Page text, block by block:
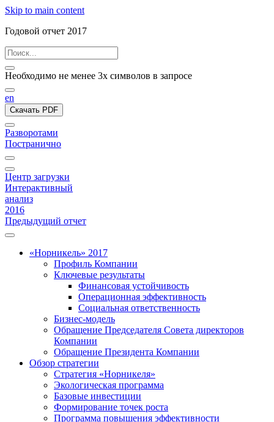
Skip to main content
Годовой отчет 2017
Необходимо не менее 3х символов в запросе
en
Скачать PDF
Разворотами
Постранично
Центр загрузки
Интерактивный
анализ
2016
Предыдущий отчет
«Норникель» 2017
Профиль Компании
Ключевые результаты
Финансовая устойчивость
Операционная эффективность
Социальная ответственность
Бизнес-модель
Обращение Председателя Совета директоров
Компании
Обращение Президента Компании
Обзор стратегии
Стратегия «Норникеля»
Экологическая программа
Базовые инвестиции
Формирование точек роста
Программа повышения эффективности